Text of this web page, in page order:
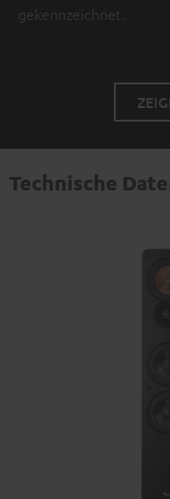
gekennzeichnet.
Technische